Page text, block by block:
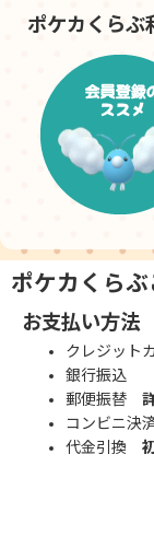
ポケカくらぶ
ポケカくらぶ
お支払い方法
クレジット
銀行振込
郵便振替
コンビニ決
代金引換